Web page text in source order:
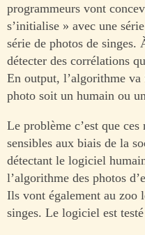
programmeurs vont
s’initialise » avec une
série de photos de singes.
détecter des corrélations
En output, l’algorithme
photo soit un humain ou
Le problème c’est que
sensibles aux biais de la
détectant le logiciel
l’algorithme des photos
Ils vont également au zoo
singes. Le logiciel est